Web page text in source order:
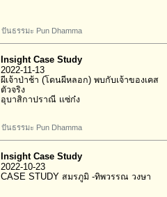
ปันธรรมะ Pun Dhamma
Insight Case Study
2022-11-13
ผีเจ้าป่าช้า (โดนผีหลอก) พบกับเจ้าของเคส
ตัวจริง
อุบาสิกาปราณี เเซ่ก๋ง
ปันธรรมะ Pun Dhamma
Insight Case Study
2022-10-23
CASE STUDY สมรภูมิ -ทิพวรรณ วงษา